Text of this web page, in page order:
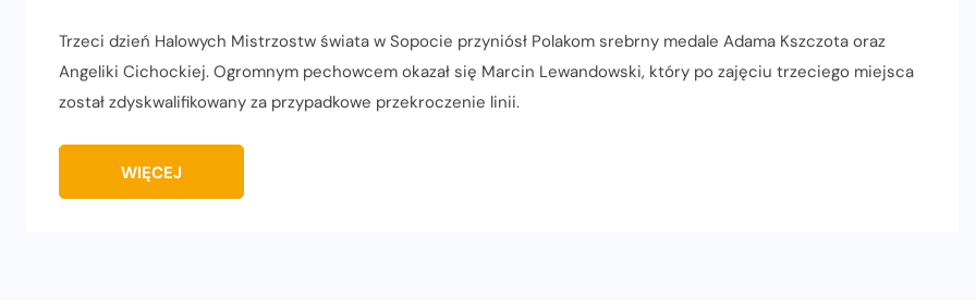
Trzeci dzień Halowych Mistrzostw świata w Sopocie przyniósł Polakom srebrny medale Adama Kszczota oraz
Angeliki Cichockiej. Ogromnym pechowcem okazał się Marcin Lewandowski, który po zajęciu trzeciego miejsca
został zdyskwalifikowany za przypadkowe przekroczenie linii.
WIĘCEJ